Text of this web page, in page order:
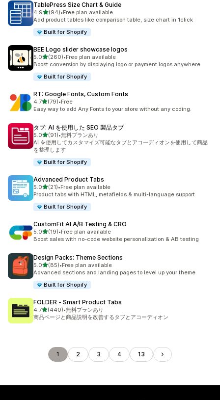
TablePress Size Chart & Guide
4.95つ星中
(94)
合計レビュー数：94件
•Free plan available
Add product tables like comparison table, size chart in 1click
Built for Shopify
BEE Logo slider showcase logos
5.05つ星中
(260)
合計レビュー数：260件
•Free plan available
Boost conversion by displaying logo or payment logos anywhere
Built for Shopify
RT: Google Fonts, Custom Fonts
4.75つ星中
(79)
合計レビュー数：79件
•Free
Easy way to add Any Fonts to your store without any coding.
タブ: AI を使用した SEO 製品タブ
5.05つ星中
(91)
合計レビュー数：91件
•無料プランあり
AI を使用してカスタマイズ可能なタブとアコーディオンを使用して商品
を整理します
Built for Shopify
Advanced Product Tabs
5.05つ星中
(21)
合計レビュー数：21件
•Free plan available
Product tabs with HTML, metafields & multi-language support
Built for Shopify
CustomFit AI A/B Testing & CRO
5.05つ星中
(19)
合計レビュー数：19件
•Free plan available
Boost sales with no-code website personalization & AB testing
Design Packs: Theme Sections
5.05つ星中
(85)
合計レビュー数：85件
•Free plan available
Advanced sections and landing pages to level up your theme
Built for Shopify
FOLDER ‑ Smart Product Tabs
4.75つ星中
(440)
合計レビュー数：440件
•無料プランあり
商品ページと商品説明を改善するタブとアコーディオン
1 2 3 4 13